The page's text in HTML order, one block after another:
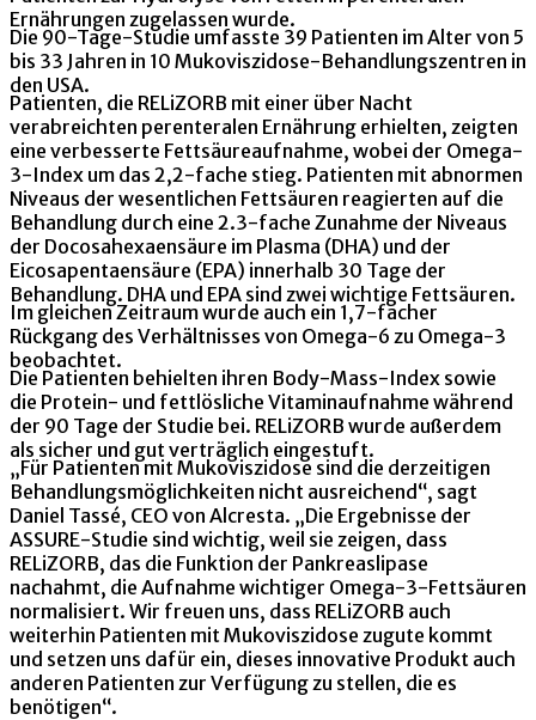
Ernährungen zugelassen wurde.
Die 90-Tage-Studie umfasste 39 Patienten im Alter von 5
bis 33 Jahren in 10 Mukoviszidose-Behandlungszentren in
den USA.
Patienten, die RELiZORB mit einer über Nacht
verabreichten perenteralen Ernährung erhielten, zeigten
eine verbesserte Fettsäureaufnahme, wobei der Omega-
3-Index um das 2,2-fache stieg. Patienten mit abnormen
Niveaus der wesentlichen Fettsäuren reagierten auf die
Behandlung durch eine 2.3-fache Zunahme der Niveaus
der Docosahexaensäure im Plasma (DHA) und der
Eicosapentaensäure (EPA) innerhalb 30 Tage der
Behandlung. DHA und EPA sind zwei wichtige Fettsäuren.
Im gleichen Zeitraum wurde auch ein 1,7-facher
Rückgang des Verhältnisses von Omega-6 zu Omega-3
beobachtet.
Die Patienten behielten ihren Body-Mass-Index sowie
die Protein- und fettlösliche Vitaminaufnahme während
der 90 Tage der Studie bei. RELiZORB wurde außerdem
als sicher und gut verträglich eingestuft.
„Für Patienten mit Mukoviszidose sind die derzeitigen
Behandlungsmöglichkeiten nicht ausreichend“, sagt
Daniel Tassé, CEO von Alcresta. „Die Ergebnisse der
ASSURE-Studie sind wichtig, weil sie zeigen, dass
RELiZORB, das die Funktion der Pankreaslipase
nachahmt, die Aufnahme wichtiger Omega-3-Fettsäuren
normalisiert. Wir freuen uns, dass RELiZORB auch
weiterhin Patienten mit Mukoviszidose zugute kommt
und setzen uns dafür ein, dieses innovative Produkt auch
anderen Patienten zur Verfügung zu stellen, die es
benötigen“.